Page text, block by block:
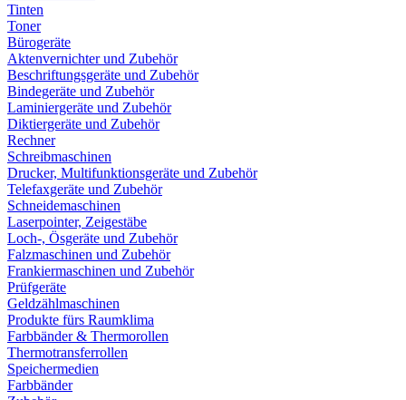
Tinten
Toner
Bürogeräte
Aktenvernichter und Zubehör
Beschriftungsgeräte und Zubehör
Bindegeräte und Zubehör
Laminiergeräte und Zubehör
Diktiergeräte und Zubehör
Rechner
Schreibmaschinen
Drucker, Multifunktionsgeräte und Zubehör
Telefaxgeräte und Zubehör
Schneidemaschinen
Laserpointer, Zeigestäbe
Loch-, Ösgeräte und Zubehör
Falzmaschinen und Zubehör
Frankiermaschinen und Zubehör
Prüfgeräte
Geldzählmaschinen
Produkte fürs Raumklima
Farbbänder & Thermorollen
Thermotransferrollen
Speichermedien
Farbbänder